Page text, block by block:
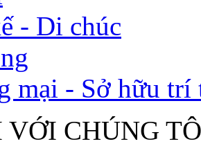
- Di chúc
mại - Sở hữu trí
VỚI CHÚNG